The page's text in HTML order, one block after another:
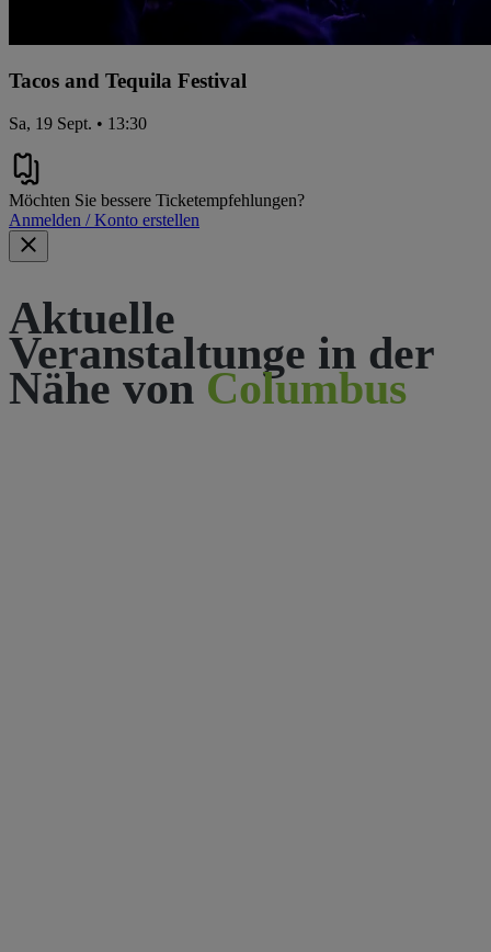
Tacos and Tequila Festival
Sa, 19 Sept. • 13:30
Möchten Sie bessere Ticketempfehlungen?
Anmelden / Konto erstellen
Aktuelle
Veranstaltunge in der
Nähe von Columbus